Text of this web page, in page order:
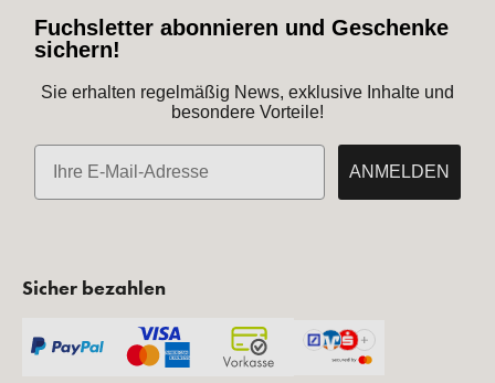
Fuchsletter abonnieren und Geschenke
sichern!
Sie erhalten regelmäßig News, exklusive Inhalte und
besondere Vorteile!
E-Mail
ANMELDEN
Sicher bezahlen